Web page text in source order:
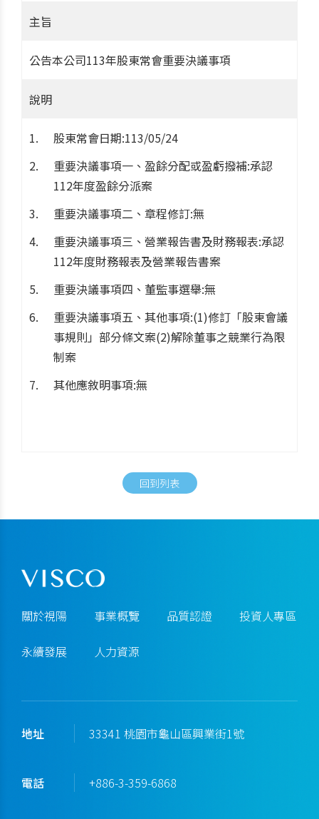
主旨
公告本公司113年股東常會重要決議事項
說明
股東常會日期:113/05/24
重要決議事項一、盈餘分配或盈虧撥補:承認
112年度盈餘分派案
重要決議事項二、章程修訂:無
重要決議事項三、營業報告書及財務報表:承認
112年度財務報表及營業報告書案
重要決議事項四、董監事選舉:無
重要決議事項五、其他事項:(1)修訂「股東會議
事規則」部分條文案(2)解除董事之競業行為限
制案
其他應敘明事項:無
回到列表
關於視陽 事業概覽 品質認證 投資人專區
永續發展 人力資源
地址 33341 桃園市龜山區興業街1號
電話 +886-3-359-6868